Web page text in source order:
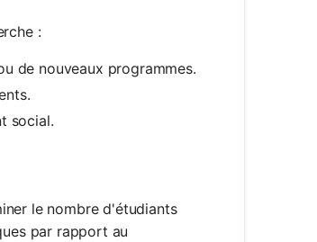
:
de nouveaux programmes.
social.
le nombre d'étudiants
par rapport au